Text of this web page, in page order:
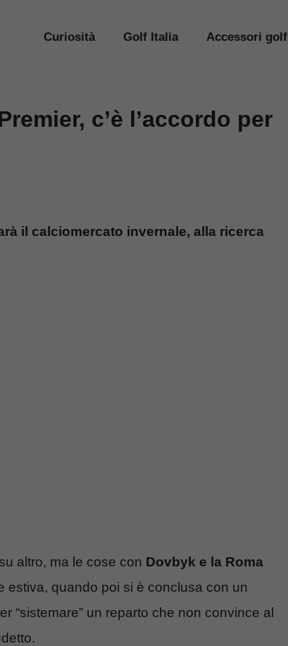
Curiosità Golf Italia Accessori golf
c’è l’accordo per
il calciomercato invernale, alla ricerca
altro, ma le cose con Dovbyk e la Roma
estiva, quando poi si è conclusa con un
“sistemare” un reparto che non convince al